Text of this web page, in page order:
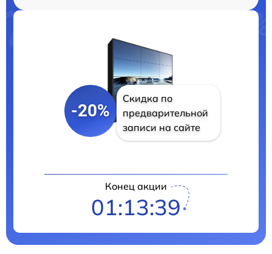
-20%
Скидка по
предварительной
записи на сайте
Конец акции
01:13:38